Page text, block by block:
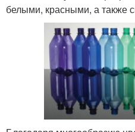
белыми, красными, а также